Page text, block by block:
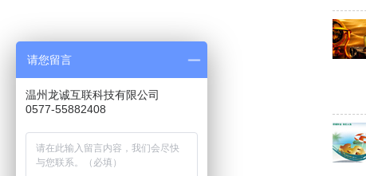
请您留言
温州龙诚互联科技有限公司
0577-55882408